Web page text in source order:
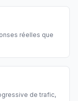
réelles que
de trafic,